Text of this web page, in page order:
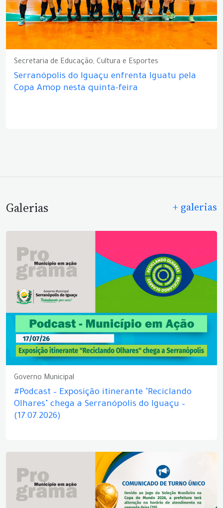
Secretaria de Educação, Cultura e Esportes
Serranópolis do Iguaçu enfrenta Iguatu pela
Copa Amop nesta quinta-feira
Galerias + galerias
Governo Municipal
#Podcast – Exposição itinerante "Reciclando
Olhares" chega a Serranópolis do Iguaçu –
(17.07.2026)